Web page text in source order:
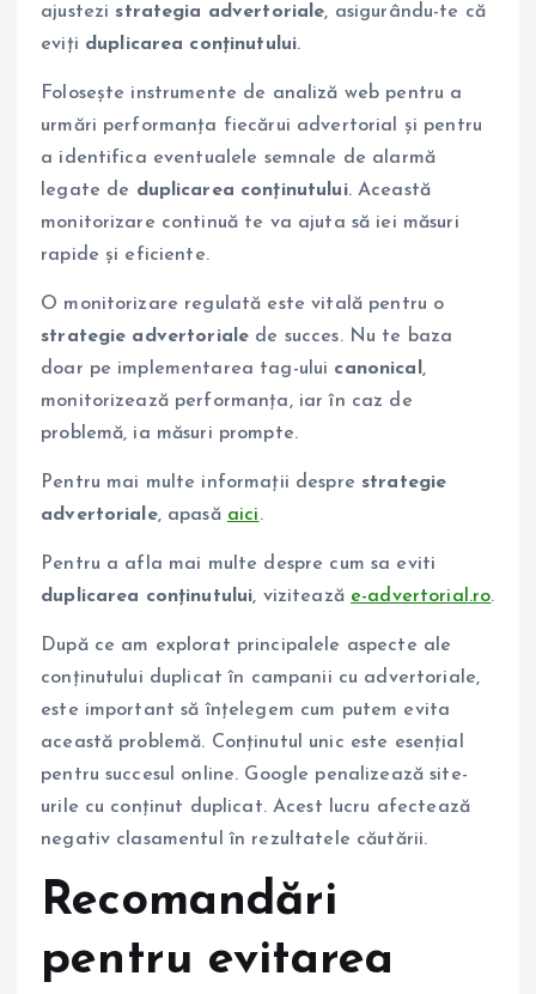
ajustezi strategia advertoriale, asigurându-te că
eviți duplicarea conținutului.
Folosește instrumente de analiză web pentru a
urmări performanța fiecărui advertorial și pentru
a identifica eventualele semnale de alarmă
legate de duplicarea conținutului. Această
monitorizare continuă te va ajuta să iei măsuri
rapide și eficiente.
O monitorizare regulată este vitală pentru o
strategie advertoriale de succes. Nu te baza
doar pe implementarea tag-ului canonical ,
monitorizează performanța, iar în caz de
problemă, ia măsuri prompte.
Pentru mai multe informații despre strategie
advertoriale, apasă aici.
Pentru a afla mai multe despre cum sa eviti
duplicarea conținutului, vizitează e-advertorial.ro.
După ce am explorat principalele aspecte ale
conținutului duplicat în campanii cu advertoriale,
este important să înțelegem cum putem evita
această problemă. Conținutul unic este esențial
pentru succesul online. Google penalizează site-
urile cu conținut duplicat. Acest lucru afectează
negativ clasamentul în rezultatele căutării.
Recomandări
pentru evitarea